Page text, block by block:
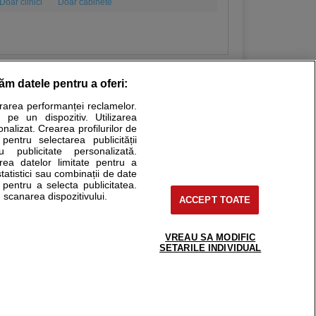
Doar clinici Doar cabinete
Stiri medicale
Ele nu pot substitui consultul medical direct si
fie medicul Dvs., fie unul dintre medicii pe care
support@sfatulmedicului.ro
datele pentru a oferi:
performanței reclamelor.
pe un dispozitiv. Utilizarea
Crearea profilurilor de
selectarea publicității
publicitate personalizată.
datelor limitate pentru a
sau combinații de date
a selecta publicitatea.
dispozitivului.
ACCEPT TOATE
VREAU SA MODIFIC
SETARILE INDIVIDUAL